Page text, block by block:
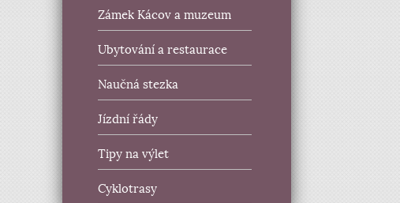
Zámek Kácov a muzeum
Ubytování a restaurace
Naučná stezka
Jízdní řády
Tipy na výlet
Cyklotrasy